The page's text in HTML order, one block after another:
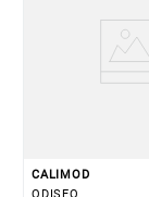
CALIMOD